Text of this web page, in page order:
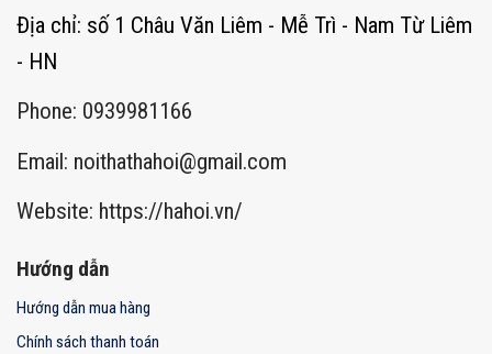
Địa chỉ: số 1 Châu Văn Liêm - Mễ Trì - Nam Từ Liêm
- HN
Phone: 0939981166
Email: noithathahoi@gmail.com
Website: https://hahoi.vn/
Hướng dẫn
Hướng dẫn mua hàng
Chính sách thanh toán